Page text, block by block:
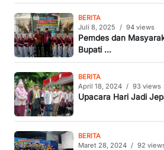
BERITA
Juli 8, 2025
/ 94 views
Pemdes dan
Bupati ...
BERITA
April 18, 2024 / 93 views
Upacara Hari Jadi
BERITA
Maret 28, 2024 / 92